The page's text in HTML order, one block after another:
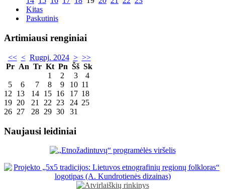
Kitas
Paskutinis
Artimiausi renginiai
<< < Rugpj. 2024 > >>
Pr An Tr Kt Pn Šš Sk
1
2 3
4
5
6 7 8 9 10 11
12
13 14 15 16 17 18
19 20 21 22 23 24 25
26 27 28 29 30 31
Naujausi leidiniai